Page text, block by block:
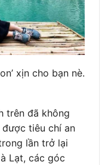
xịn cho bạn nè.
trên đã không
tiêu chí an
lần trở lại
Lạt, các góc